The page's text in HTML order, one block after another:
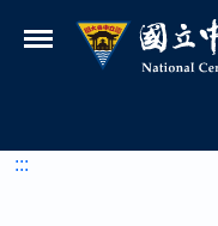
國立中央大學
:::